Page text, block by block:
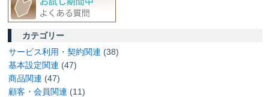
カテゴリー
サービス利用・契約関連 (38)
基本設定関連 (47)
商品関連 (47)
顧客・会員関連 (11)